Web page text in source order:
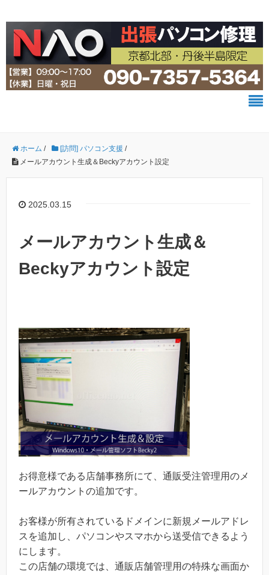
ホーム / [訪問] パソコン支援 /
メールアカウント生成＆Beckyアカウント設定
2025.03.15
メールアカウント生成＆
Beckyアカウント設定
お得意様である店舗事務所にて、通販受注管理用のメ
ールアカウントの追加です。
お客様が所有されているドメインに新規メールアドレ
スを追加し、パソコンやスマホから送受信できるよう
にします。
この店舗の環境では、通販店舗管理用の特殊な画面か